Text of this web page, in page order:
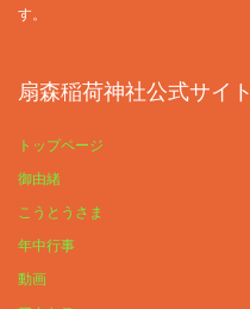
す。
扇森稲荷神社公式サイ
トップページ
御由緒
こうとうさま
年中行事
動画